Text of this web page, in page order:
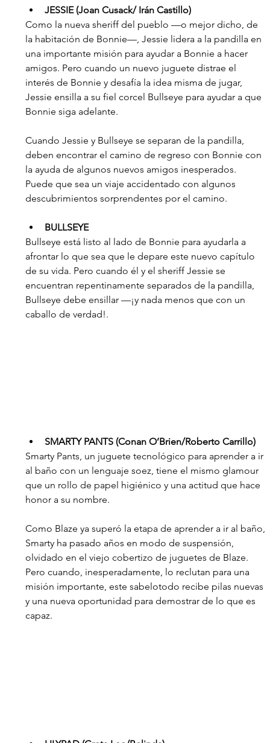
JESSIE (Joan Cusack/ Irán Castillo)
Como la nueva sheriff del pueblo —o mejor dicho, de
la habitación de Bonnie—, Jessie lidera a la pandilla en
una importante misión para ayudar a Bonnie a hacer
amigos. Pero cuando un nuevo juguete distrae el
interés de Bonnie y desafía la idea misma de jugar,
Jessie ensilla a su fiel corcel Bullseye para ayudar a que
Bonnie siga adelante.
Cuando Jessie y Bullseye se separan de la pandilla,
deben encontrar el camino de regreso con Bonnie con
la ayuda de algunos nuevos amigos inesperados.
Puede que sea un viaje accidentado con algunos
descubrimientos sorprendentes por el camino.
BULLSEYE
Bullseye está listo al lado de Bonnie para ayudarla a
afrontar lo que sea que le depare este nuevo capítulo
de su vida. Pero cuando él y el sheriff Jessie se
encuentran repentinamente separados de la pandilla,
Bullseye debe ensillar —¡y nada menos que con un
caballo de verdad!.
SMARTY PANTS (Conan O’Brien/Roberto Carrillo)
Smarty Pants, un juguete tecnológico para aprender a ir
al baño con un lenguaje soez, tiene el mismo glamour
que un rollo de papel higiénico y una actitud que hace
honor a su nombre.
Como Blaze ya superó la etapa de aprender a ir al baño,
Smarty ha pasado años en modo de suspensión,
olvidado en el viejo cobertizo de juguetes de Blaze.
Pero cuando, inesperadamente, lo reclutan para una
misión importante, este sabelotodo recibe pilas nuevas
y una nueva oportunidad para demostrar de lo que es
capaz.